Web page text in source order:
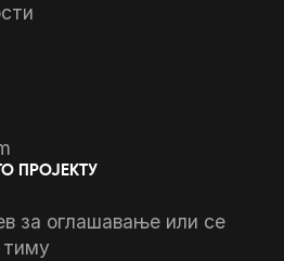
ПРОЈЕКТУ
за оглашавање или се